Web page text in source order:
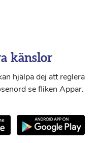
känslor
hjälpa dej att reglera
se fliken Appar.